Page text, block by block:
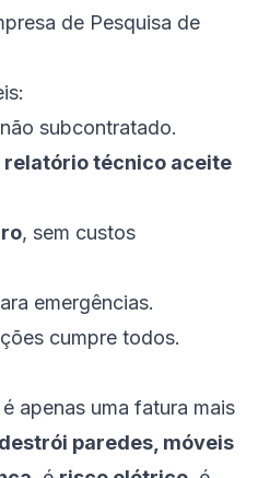
de Pesquisa de
não subcontratado.
técnico aceite
, sem custos
emergências.
cumpre todos.
apenas uma fatura mais
paredes, móveis